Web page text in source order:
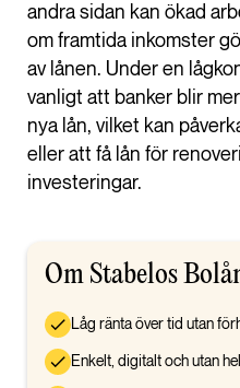
andra sidan kan ökad
om framtida inkomster
av lånen. Under en
vanligt att banker blir
nya lån, vilket kan
eller att få lån för
investeringar.
Om Stabelos
Låg ränta över tid utan
Enkelt, digitalt och utan